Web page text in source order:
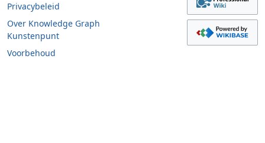
Privacybeleid
Over Knowledge Graph
Kunstenpunt
Voorbehoud